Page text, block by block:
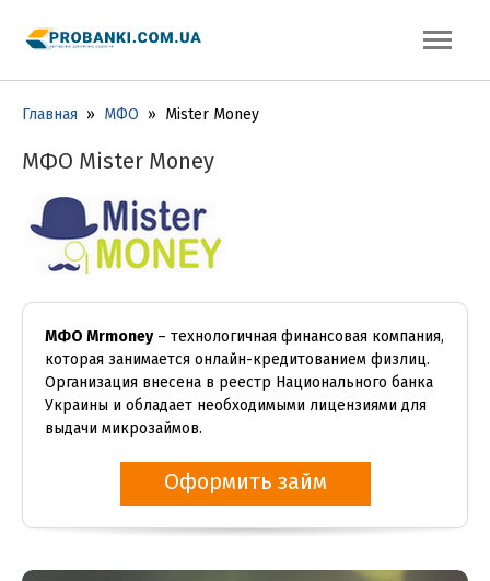
Главная » МФО » Mister Money
МФО Mister Money
МФО Mrmoney– технологичная финансовая компания,
которая занимается онлайн-кредитованием физлиц.
Организация внесена в реестр Национального банка
Украины и обладает необходимыми лицензиями для
выдачи микрозаймов.
Оформить займ